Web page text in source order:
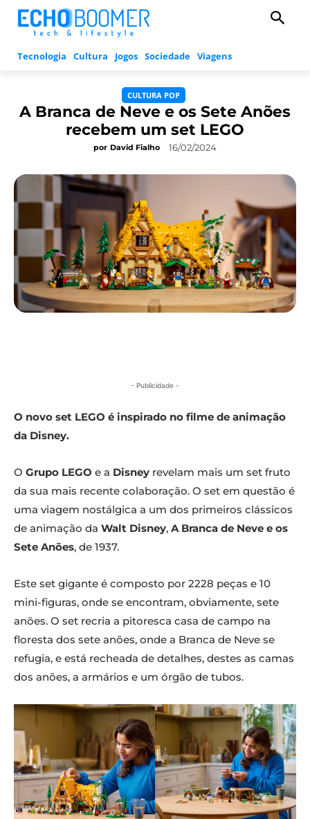
Tecnologia Cultura Jogos Sociedade Viagens
CULTURA POP
A Branca de Neve e os Sete Anões
recebem um set LEGO
por David Fialho 16/02/2024
- Publicidade -
O novo set LEGO é inspirado no filme de animação
da Disney.
O Grupo LEGO e a Disney revelam mais um set fruto
da sua mais recente colaboração. O set em questão é
uma viagem nostálgica a um dos primeiros clássicos
de animação da Walt Disney, A Branca de Neve e os
Sete Anões, de 1937.
Este set gigante é composto por 2228 peças e 10
mini-figuras, onde se encontram, obviamente, sete
anões. O set recria a pitoresca casa de campo na
floresta dos sete anões, onde a Branca de Neve se
refugia, e está recheada de detalhes, destes as camas
dos anões, a armários e um órgão de tubos.